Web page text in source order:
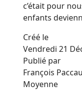
c’était pour
enfants
Créé le
Vendredi 21
Publié par
François
Moyenne